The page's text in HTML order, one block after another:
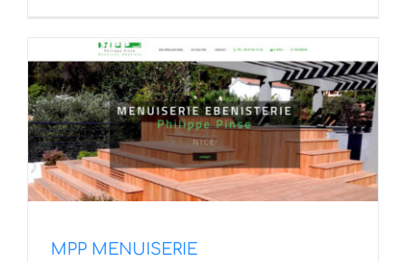
MPP MENUISERIE